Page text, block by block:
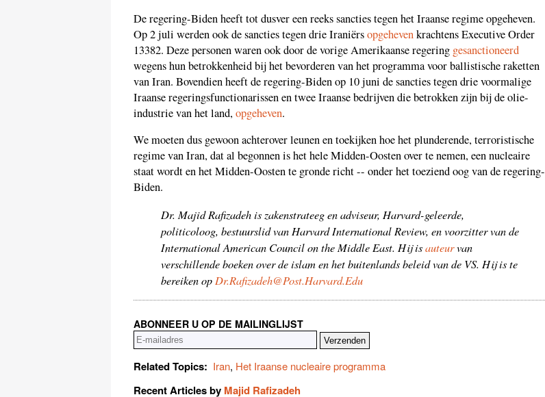
De regering-Biden heeft tot dusver een reeks sancties tegen het Iraanse regime opgeheven.
Op 2 juli werden ook de sancties tegen drie Iraniërsopgehevenkrachtens Executive Order
13382. Deze personen waren ook door de vorige Amerikaanse regering gesanctioneerd
wegens hun betrokkenheid bij het bevorderen van het programma voor ballistische raketten
van Iran. Bovendien heeft de regering-Biden op 10 juni de sancties tegen drie voormalige
Iraanse regeringsfunctionarissen en twee Iraanse bedrijven die betrokken zijn bij de olie-
industrie van het land,opgeheven.
We moeten dus gewoon achterover leunen en toekijken hoe het plunderende, terroristische
regime van Iran, dat al begonnen is het hele Midden-Oosten over te nemen, een nucleaire
staat wordt en het Midden-Oosten te gronde richt -- onder het toeziend oog van de regering-
Biden.
Dr. Majid Rafizadeh is zakenstrateeg en adviseur, Harvard-geleerde,
politicoloog, bestuurslid van Harvard International Review, en voorzitter van de
International American Council on the Middle East. Hij isauteurvan
verschillende boeken over de islam en het buitenlands beleid van de VS. Hij is te
bereiken op Dr.Rafizadeh@Post.Harvard.Edu
ABONNEER U OP DE MAILINGLIJST
Related Topics: Iran, Het Iraanse nucleaire programma
Recent Articles by Majid Rafizadeh